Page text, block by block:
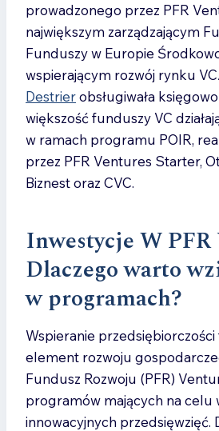
prowadzonego przez PFR
największym zarządzającym
Funduszy w Europie
wspierającym rozwój rynku
Destrierobsługiwała
większość funduszy VC
w ramach programu POIR,
przez PFR Ventures Starter,
Biznest oraz CVC.
Inwestycje W PFR
Dlaczego warto
w programach?
Wspieranie
element rozwoju
Fundusz Rozwoju (PFR)
programów mających na celu
innowacyjnych przedsięwzięć.